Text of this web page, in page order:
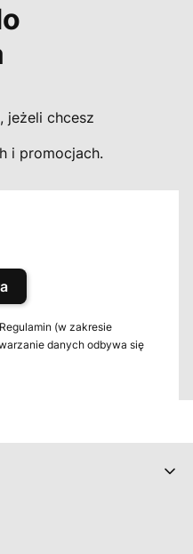
jeżeli chcesz
i promocjach.
(w zakresie
danych odbywa się